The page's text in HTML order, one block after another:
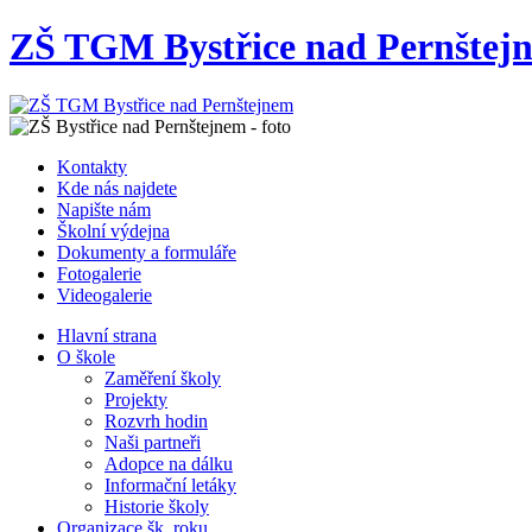
ZŠ TGM Bystřice nad
Kontakty
Kde nás najdete
Napište nám
Školní výdejna
Dokumenty a formuláře
Fotogalerie
Videogalerie
Hlavní strana
O škole
Zaměření školy
Projekty
Rozvrh hodin
Naši partneři
Adopce na dálku
Informační letáky
Historie školy
Organizace šk. roku